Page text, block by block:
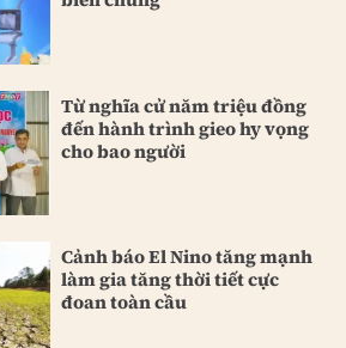
Từ nghĩa cử năm triệu đồng
đến hành trình gieo hy vọng
cho bao người
Cảnh báo El Nino tăng mạnh
làm gia tăng thời tiết cực
đoan toàn cầu